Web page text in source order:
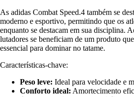
As adidas Combat Speed.4 também se
moderno e esportivo, permitindo que os
enquanto se destacam em sua disciplina.
lutadores se beneficiam de um produto
essencial para dominar no tatame.
Características-chave:
Peso leve: Ideal para velocidade e
Conforto ideal: Amortecimento